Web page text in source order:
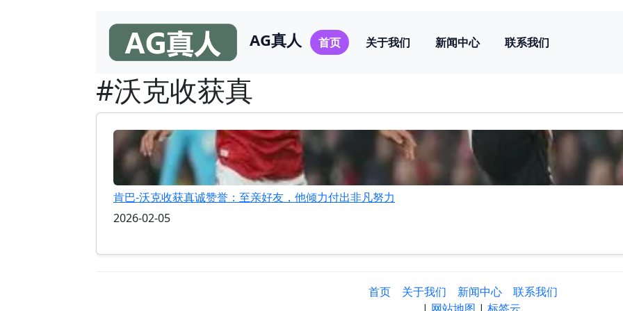
AG真人 首页 关于我们 新闻中心 联系我们
#沃克收获真
肯巴-沃克收获真诚赞誉：至亲好友，他倾力付出非凡努力
2026-02-05
首页 关于我们 新闻中心
联系我们